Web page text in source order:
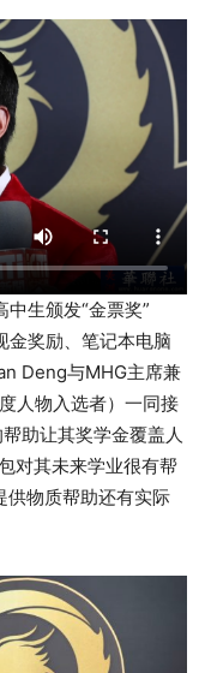
生颁发“金票奖”
金奖励、笔记本电脑
Deng与MHG主席兼
人物入选者）一同接
助让其奖学金覆盖人
对其未来学业很有帮
供物质帮助还有实际